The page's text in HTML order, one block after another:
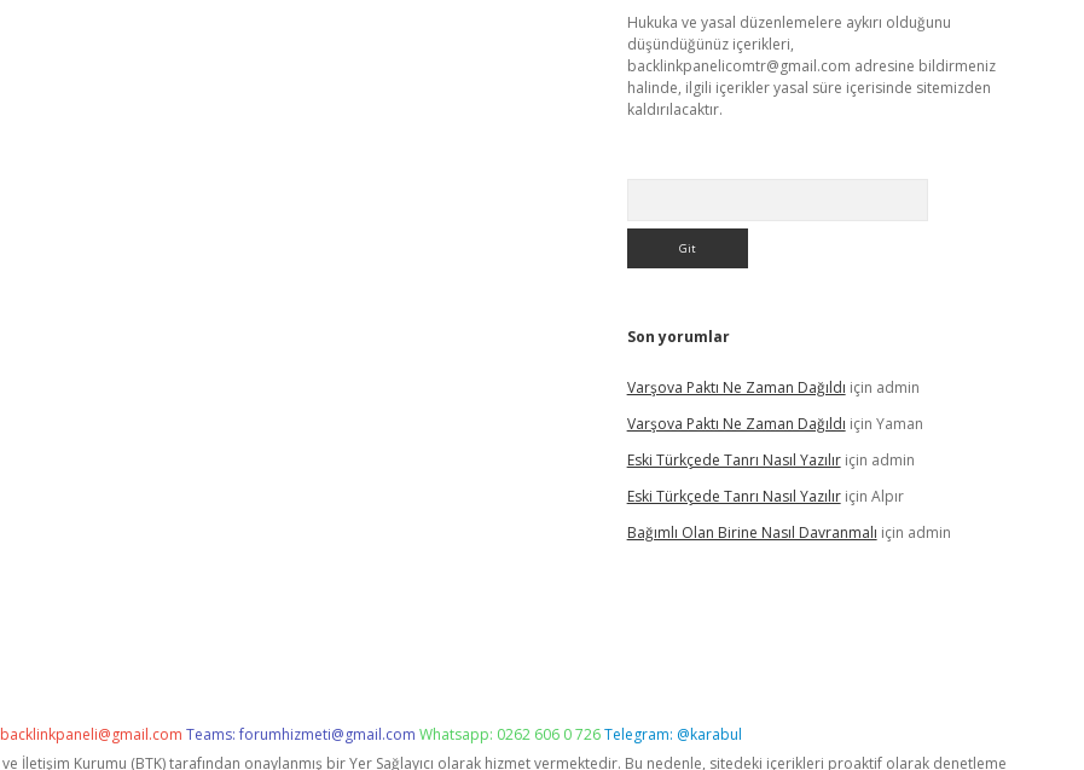
Hukuka ve yasal düzenlemelere aykırı olduğunu
düşündüğünüz içerikleri,
backlinkpanelicomtr@gmail.com adresine bildirmeniz
halinde, ilgili içerikler yasal süre içerisinde sitemizden
kaldırılacaktır.
Son yorumlar
Varşova Paktı Ne Zaman Dağıldı için admin
Varşova Paktı Ne Zaman Dağıldı için Yaman
Eski Türkçede Tanrı Nasıl Yazılıriçin admin
Eski Türkçede Tanrı Nasıl Yazılıriçin Alpır
Bağımlı Olan Birine Nasıl Davranmalı için admin
backlinkpaneli@gmail.com Teams:forumhizmeti@gmail.com Whatsapp: 0262 606 0 726Telegram: @karabul
İletişim Kurumu (BTK) tarafından onaylanmış bir Yer Sağlayıcı olarak hizmet vermektedir. Bu nedenle, sitedeki içerikleri proaktif olarak denetleme